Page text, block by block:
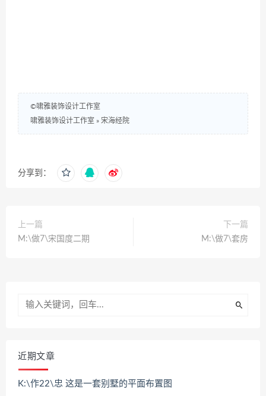
©啸雅装饰设计工作室
啸雅装饰设计工作室 » 宋海经院
分享到：
上一篇
M:\做7\宋国度二期
下一篇
M:\做7\套房
近期文章
K:\作22\忠 这是一套别墅的平面布置图